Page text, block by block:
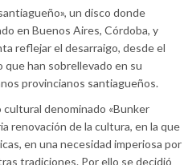
un disco donde
en Buenos Aires, Córdoba, y
reflejar el desarraigo, desde el
han sobrellevado en su
provincianos santiagueños.
denominado «Bunker
renovación de la cultura, en la que
en una necesidad imperiosa por
tradiciones. Por ello se decidió